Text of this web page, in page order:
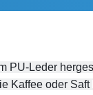
Leder
Kaffee oder